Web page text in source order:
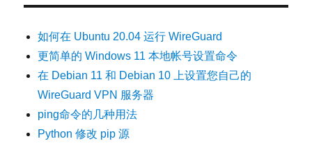
如何在 Ubuntu 20.04 运行 WireGuard
更简单的 Windows 11 本地帐号设置命令
在 Debian 11 和 Debian 10 上设置您自己的
WireGuard VPN 服务器
ping命令的几种用法
Python 修改 pip 源